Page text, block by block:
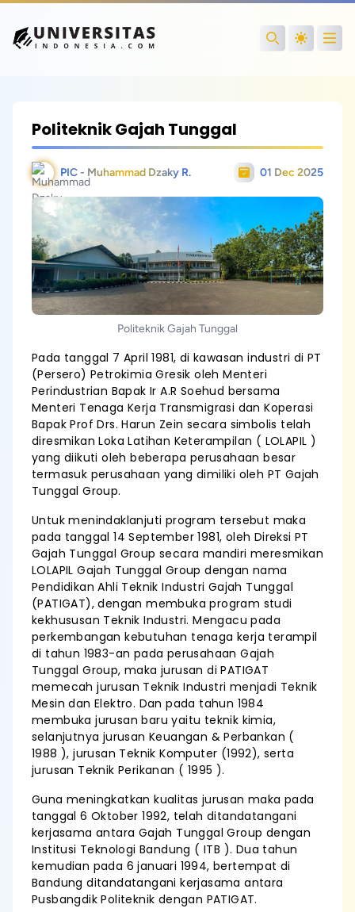
Search
Politeknik Gajah Tunggal
PIC - Muhammad Dzaky R. 01 Dec 2025
Politeknik Gajah Tunggal
Pada tanggal 7 April 1981, di kawasan industri di PT
(Persero) Petrokimia Gresik oleh Menteri
Perindustrian Bapak Ir A.R Soehud bersama
Menteri Tenaga Kerja Transmigrasi dan Koperasi
Bapak Prof Drs. Harun Zein secara simbolis telah
diresmikan Loka Latihan Keterampilan ( LOLAPIL )
yang diikuti oleh beberapa perusahaan besar
termasuk perusahaan yang dimiliki oleh PT Gajah
Tunggal Group.
Untuk menindaklanjuti program tersebut maka
pada tanggal 14 September 1981, oleh Direksi PT
Gajah Tunggal Group secara mandiri meresmikan
LOLAPIL Gajah Tunggal Group dengan nama
Pendidikan Ahli Teknik Industri Gajah Tunggal
(PATIGAT), dengan membuka program studi
kekhususan Teknik Industri. Mengacu pada
perkembangan kebutuhan tenaga kerja terampil
di tahun 1983-an pada perusahaan Gajah
Tunggal Group, maka jurusan di PATIGAT
memecah jurusan Teknik Industri menjadi Teknik
Mesin dan Elektro. Dan pada tahun 1984
membuka jurusan baru yaitu teknik kimia,
selanjutnya jurusan Keuangan & Perbankan (
1988 ), jurusan Teknik Komputer (1992), serta
jurusan Teknik Perikanan ( 1995 ).
Guna meningkatkan kualitas jurusan maka pada
tanggal 6 Oktober 1992, telah ditandatangani
kerjasama antara Gajah Tunggal Group dengan
Institusi Teknologi Bandung ( ITB ). Dua tahun
kemudian pada 6 januari 1994, bertempat di
Bandung ditandatangani kerjasama antara
Pusbangdik Politeknik dengan PATIGAT.